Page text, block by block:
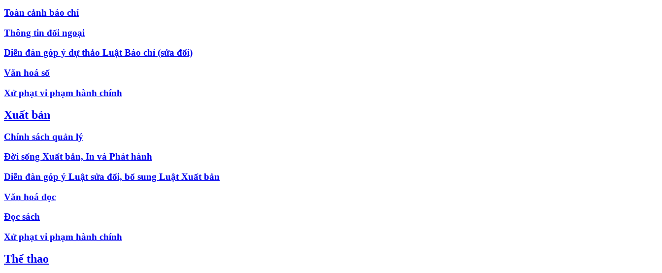
Toàn cảnh báo chí
Thông tin đối ngoại
Diễn đàn góp ý dự thảo Luật Báo chí (sửa đổi)
Văn hoá số
Xử phạt vi phạm hành chính
Xuất bản
Chính sách quản lý
Đời sống Xuất bản, In và Phát hành
Diễn đàn góp ý Luật sửa đổi, bổ sung Luật Xuất bản
Văn hoá đọc
Đọc sách
Xử phạt vi phạm hành chính
Thể thao